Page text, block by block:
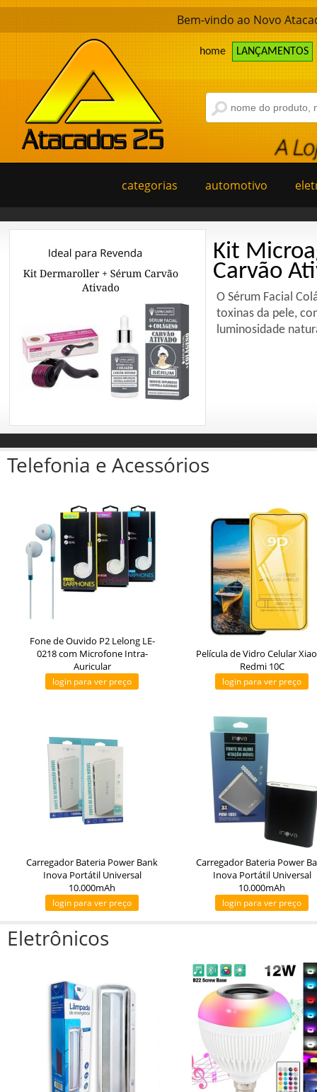
home LANÇAMENTOS
Bem-vindo ao Novo
categorias automotivo
Anti
Derma
micro
intensa
Telefonia e Acessórios
Fone de Ouvido P2 Lelong LE-
0218 com Microfone Intra-
Auricular
login para ver preço
Película de Vidro Celular
Redmi 10C
login para ver preço
Carregador Bateria Power Bank
Inova Portátil Universal
10.000mAh
login para ver preço
Carregador Bateria Power
Inova Portátil Universal
10.000mAh
login para ver preço
Eletrônicos